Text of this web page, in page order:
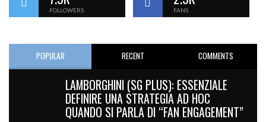
FOLLOWERS FANS
POPULAR RECENT COMMENTS
LAMBORGHINI (SG PLUS): ESSENZIALE
DEFINIRE UNA STRATEGIA AD HOC
QUANDO SI PARLA DI “FAN ENGAGEMENT”